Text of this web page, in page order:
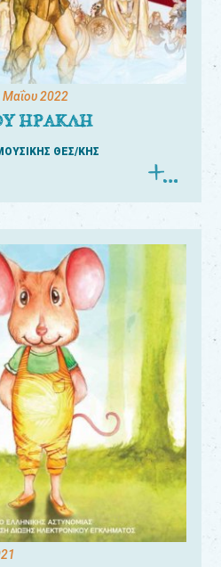
Μαΐου 2022
ΗΡΑΚΛΗ
ΘΕΣ/ΚΗΣ